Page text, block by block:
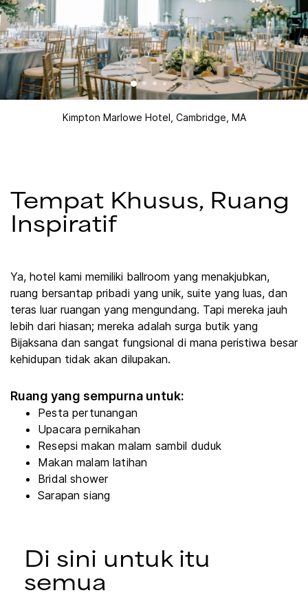
Kimpton Marlowe Hotel, Cambridge, MA
Tempat Khusus, Ruang
Inspiratif
Ya, hotel kami memiliki ballroom yang menakjubkan,
ruang bersantap pribadi yang unik, suite yang luas, dan
teras luar ruangan yang mengundang. Tapi mereka jauh
lebih dari hiasan; mereka adalah surga butik yang
Bijaksana dan sangat fungsional di mana peristiwa besar
kehidupan tidak akan dilupakan.
Ruang yang sempurna untuk:
Pesta pertunangan
Upacara pernikahan
Resepsi makan malam sambil duduk
Makan malam latihan
Bridal shower
Sarapan siang
Di sini untuk itu
semua